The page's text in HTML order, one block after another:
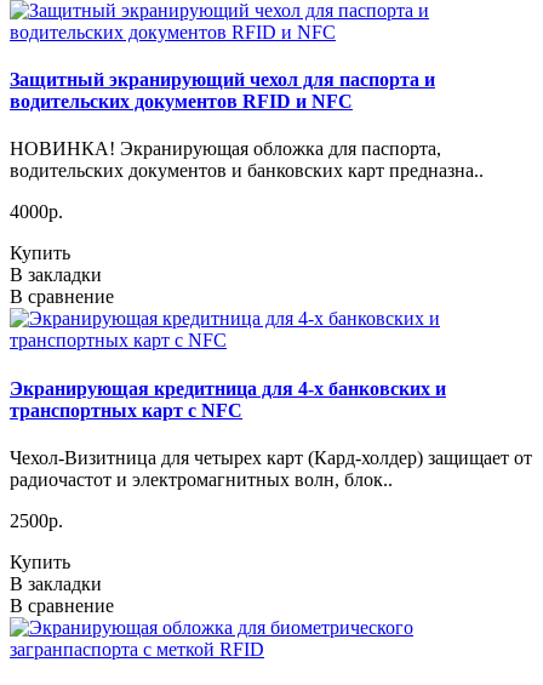
Защитный экранирующий чехол для паспорта и
водительских документов RFID и NFC
НОВИНКА! Экранирующая обложка для паспорта,
водительских документов и банковских карт предназна..
4000р.
Купить
В закладки
В сравнение
Экранирующая кредитница для 4-х банковских и
транспортных карт с NFC
Чехол-Визитница для четырех карт (Кард-холдер) защищает от
радиочастот и электромагнитных волн, блок..
2500р.
Купить
В закладки
В сравнение